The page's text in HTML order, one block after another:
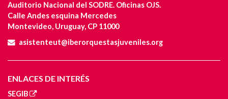
Auditorio Nacional del SODRE. Oficinas OJS.
Calle Andes esquina Mercedes
Montevideo, Uruguay, CP 11000
asistenteut@iberorquestasjuveniles.org
ENLACES DE INTERÉS
SEGIB